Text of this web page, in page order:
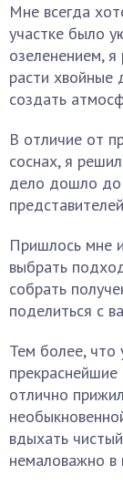
Мне всегда
участке было
озеленением,
расти хвойные
создать
В отличие от
соснах, я
дело дошло до
Пришлось мне
выбрать
собрать
поделиться с
Тем более, что
отлично
вдыхать
немаловажно в